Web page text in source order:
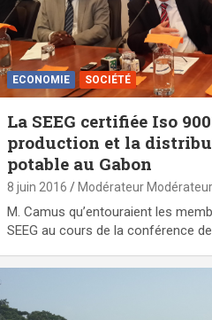
ECONOMIE SOCIÉTÉ
La SEEG certifiée Iso
production et la
potable au Gabon
8 juin 2016 Modérateur Modérateur
M. Camus qu’entouraient les
SEEG au cours de la conférence